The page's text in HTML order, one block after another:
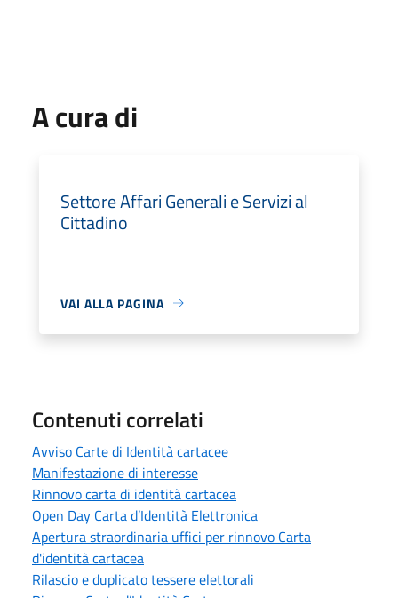
A cura di
Settore Affari Generali e Servizi al
Cittadino
VAI ALLA PAGINA
Contenuti correlati
Avviso Carte di Identità cartacee
Manifestazione di interesse
Rinnovo carta di identità cartacea
Open Day Carta d’Identità Elettronica
Apertura straordinaria uffici per rinnovo Carta
d'identità cartacea
Rilascio e duplicato tessere elettorali